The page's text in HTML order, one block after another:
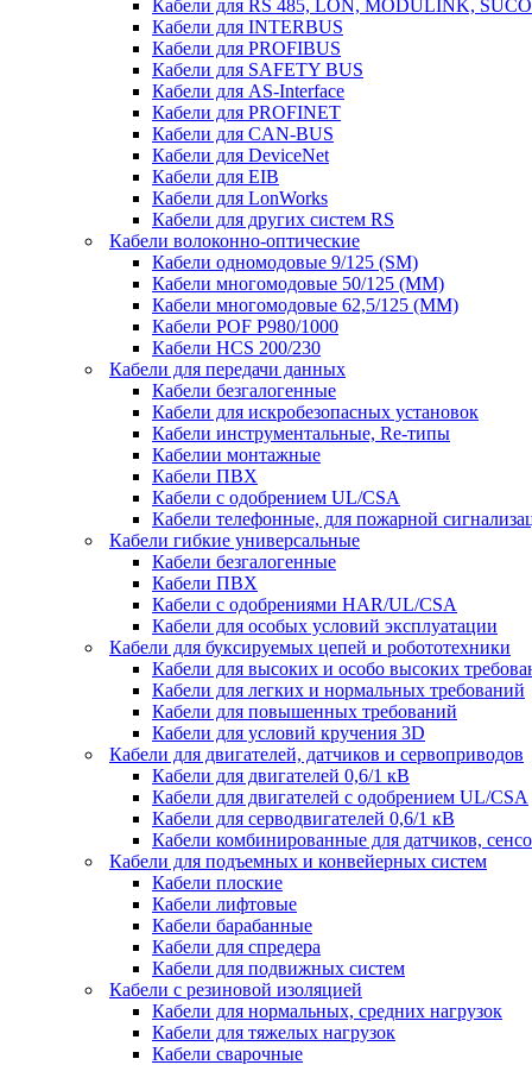
Кабели для RS 485, LON, MODULINK,
Кабели для INTERBUS
Кабели для PROFIBUS
Кабели для SAFETY BUS
Кабели для AS-Interface
Кабели для PROFINET
Кабели для CAN-BUS
Кабели для DeviceNet
Кабели для EIB
Кабели для LonWorks
Кабели для других систем RS
Кабели волоконно-оптические
Кабели одномодовые 9/125 (SM)
Кабели многомодовые 50/125 (ММ)
Кабели многомодовые 62,5/125 (ММ)
Кабели POF P980/1000
Кабели HCS 200/230
Кабели для передачи данных
Кабели безгалогенные
Кабели для искробезопасных установок
Кабели инструментальные, Re-типы
Кабелии монтажные
Кабели ПВХ
Кабели с одобрением UL/CSA
Кабели телефонные, для пожарной
Кабели гибкие универсальные
Кабели безгалогенные
Кабели ПВХ
Кабели с одобрениями HAR/UL/CSA
Кабели для особых условий эксплуатации
Кабели для буксируемых цепей и робототехники
Кабели для высоких и особо высоких
Кабели для легких и нормальных требований
Кабели для повышенных требований
Кабели для условий кручения 3D
Кабели для двигателей, датчиков и сервоприводов
Кабели для двигателей 0,6/1 кВ
Кабели для двигателей с одобрением UL/CSA
Кабели для серводвигателей 0,6/1 кВ
Кабели комбинированные для датчиков,
Кабели для подъемных и конвейерных систем
Кабели плоские
Кабели лифтовые
Кабели барабанные
Кабели для спредера
Кабели для подвижных систем
Кабели с резиновой изоляцией
Кабели для нормальных, средних нагрузок
Кабели для тяжелых нагрузок
Кабели сварочные